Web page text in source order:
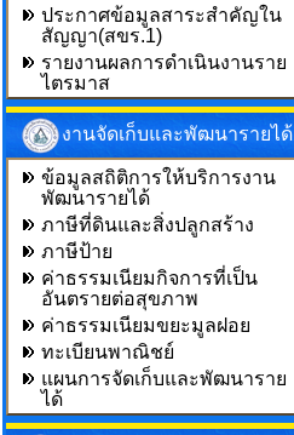
ประกาศข้อมูลสาระสำคัญใน
สัญญา(สขร.1)
รายงานผลการดำเนินงานราย
ไตรมาส
งานจัดเก็บและพัฒนารายได้
ข้อมูลสถิติการให้บริการงาน
พัฒนารายได้
ภาษีที่ดินและสิ่งปลูกสร้าง
ภาษีป้าย
ค่าธรรมเนียมกิจการที่เป็น
อันตรายต่อสุขภาพ
ค่าธรรมเนียมขยะมูลฝอย
ทะเบียนพาณิชย์
แผนการจัดเก็บและพัฒนาราย
ได้